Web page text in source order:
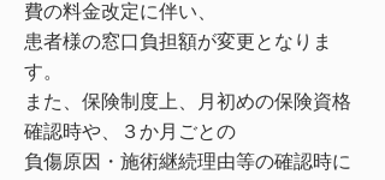
費の料金改定に伴い、
患者様の窓口負担額が変更となりま
す。
また、保険制度上、月初めの保険資格
確認時や、３か月ごとの
負傷原因・施術継続理由等の確認時に